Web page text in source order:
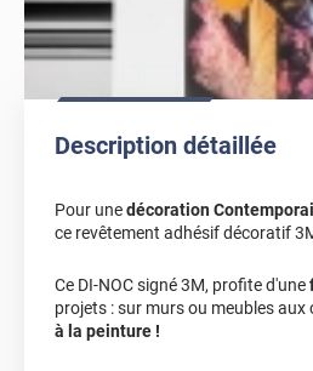
Description détaillée
Pour unedécoration
ce revêtement adhésif décoratif
Ce DI-NOC signé 3M, profite d'une
projets : sur murs ou meubles
à la peinture !